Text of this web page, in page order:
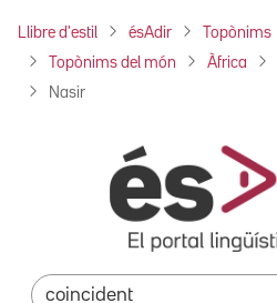
Llibre d'estil ésAdir Topònims
Topònims del món Àfrica
Nasir